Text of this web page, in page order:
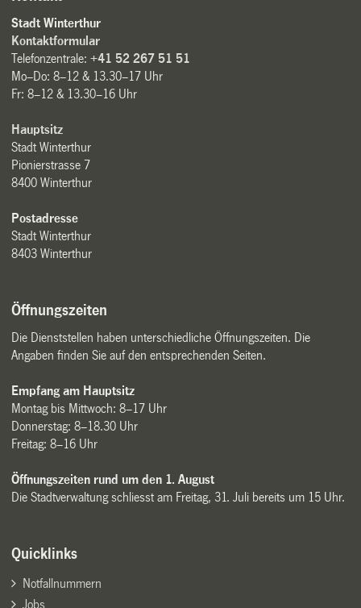
Stadt Winterthur
Kontaktformular
Telefonzentrale:+41 52 267 51 51
Mo–Do: 8–12 & 13.30–17 Uhr
Fr: 8–12 & 13.30–16 Uhr
Hauptsitz
Stadt Winterthur
Pionierstrasse 7
8400 Winterthur
Postadresse
Stadt Winterthur
8403 Winterthur
Öffnungszeiten
Die Dienststellen haben unterschiedliche Öffnungszeiten. Die
Angaben finden Sie auf den entsprechenden Seiten.
Empfang am Hauptsitz
Montag bis Mittwoch: 8–17 Uhr
Donnerstag: 8–18.30 Uhr
Freitag: 8–16 Uhr
Öffnungszeiten rund um den 1. August
Die Stadtverwaltung schliesst am Freitag, 31. Juli bereits um 15 Uhr.
Quicklinks
Notfallnummern
Jobs